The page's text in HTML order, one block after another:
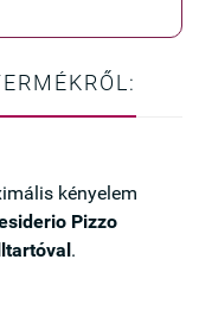
kényelem
Pizzo
.